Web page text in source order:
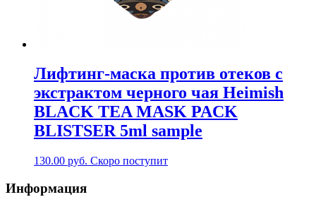
Лифтинг-маска против отеков с
экстрактом черного чая Heimish
BLACK TEA MASK PACK
BLISTSER 5ml sample
130.00 руб. Скоро поступит
Информация